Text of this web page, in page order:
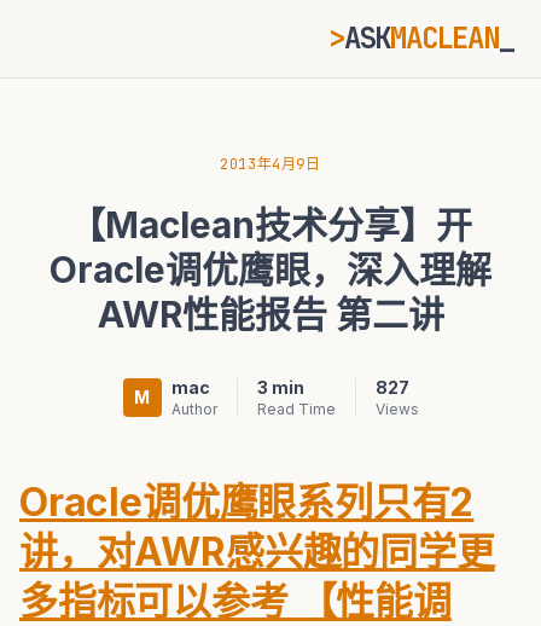
>ASKMACLEAN_
⌘K Ctrl+K
2013年4月9日
【Maclean技术分享】开
Oracle调优鹰眼，深入理解
AWR性能报告 第二讲
M mac
Author
3 min
Read Time
827
Views
Oracle调优鹰眼系列只有2
讲，对AWR感兴趣的同学更
多指标可以参考 【性能调